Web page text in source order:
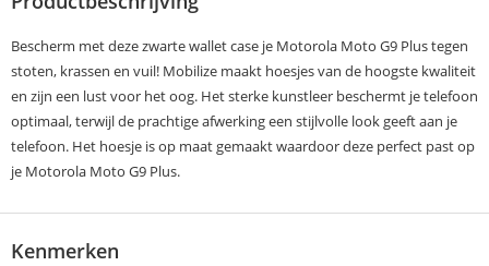
Bescherm met deze zwarte wallet case je Motorola Moto G9 Plus tegen
stoten, krassen en vuil! Mobilize maakt hoesjes van de hoogste kwaliteit
en zijn een lust voor het oog. Het sterke kunstleer beschermt je telefoon
optimaal, terwijl de prachtige afwerking een stijlvolle look geeft aan je
telefoon. Het hoesje is op maat gemaakt waardoor deze perfect past op
je Motorola Moto G9 Plus.
Kenmerken